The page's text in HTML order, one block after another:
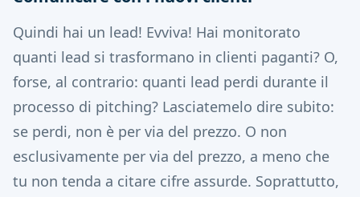
Quindi hai un lead! Evviva! Hai monitorato
quanti lead si trasformano in clienti paganti? O,
forse, al contrario: quanti lead perdi durante il
processo di pitching? Lasciatemelo dire subito:
se perdi, non è per via del prezzo. O non
esclusivamente per via del prezzo, a meno che
tu non tenda a citare cifre assurde. Soprattutto,